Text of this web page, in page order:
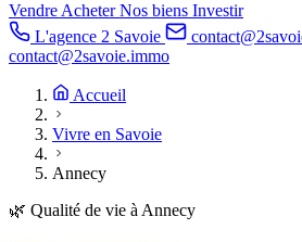
VendreAcheterNos biens Investir
L'agence 2 Savoie
contact@2savoie.immo
Accueil
Vivre en Savoie
Annecy
🌿 Qualité de vie à Annecy